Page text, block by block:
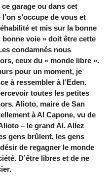
garage ou dans cet
s’occupe de vous et
et mis sur la bonne
voie » doit être cette
condamnés nous
ceux du « monde libre ».
pour un moment, je
à ressembler à l’Eden.
toutes les petites
Alioto, maire de San
à Al Capone, vu de
– le grand Al. Allez
gens brûlent, les gens
de regagner le monde
D’être libres et de ne